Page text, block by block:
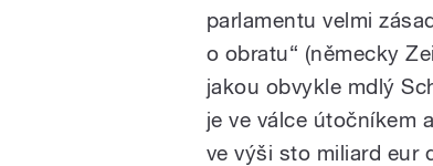
parlamentu velmi
o obratu“ (německy
jakou obvykle mdlý
je ve válce útočníkem
ve výši sto miliard eur